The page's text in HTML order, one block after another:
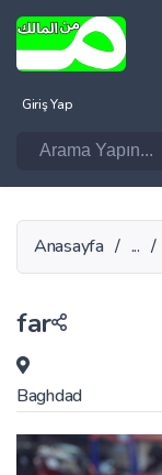
Giriş Yap
Anasayfa / ... /
far
Baghdad